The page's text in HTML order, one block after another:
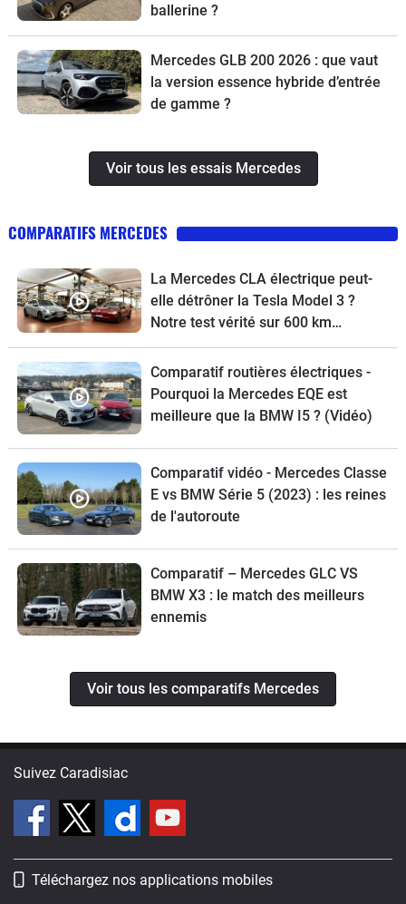
ballerine ?
Mercedes GLB 200 2026 : que vaut
la version essence hybride d’entrée
de gamme ?
Voir tous les essais Mercedes
COMPARATIFS MERCEDES
La Mercedes CLA électrique peut-
elle détrôner la Tesla Model 3 ?
Notre test vérité sur 600 km…
Comparatif routières électriques -
Pourquoi la Mercedes EQE est
meilleure que la BMW I5 ? (Vidéo)
Comparatif vidéo - Mercedes Classe
E vs BMW Série 5 (2023) : les reines
de l'autoroute
Comparatif – Mercedes GLC VS
BMW X3 : le match des meilleurs
ennemis
Voir tous les comparatifs Mercedes
Suivez Caradisiac
Téléchargez nos applications mobiles